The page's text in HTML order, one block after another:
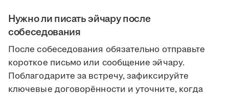
Нужно ли писать эйчару после
собеседования
После собеседования обязательно отправьте
короткое письмо или сообщение эйчару.
Поблагодарите за встречу, зафиксируйте
ключевые договорённости и уточните, когда